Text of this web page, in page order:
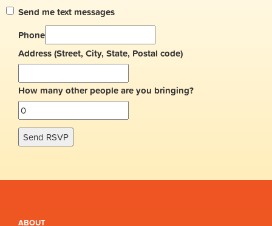
Send me text messages
Phone
Address (Street, City, State, Postal code)
How many other people are you bringing?
ABOUT